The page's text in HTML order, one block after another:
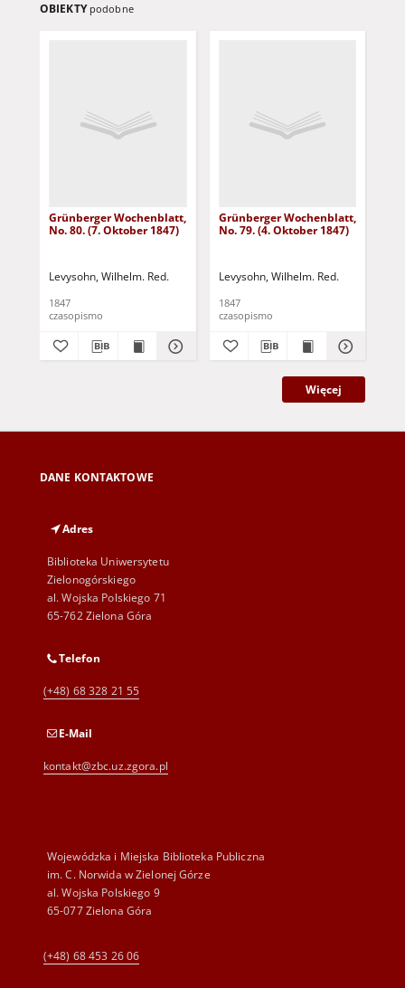
OBIEKTY podobne
Grünberger Wochenblatt,
No. 80. (7. Oktober 1847)
Levysohn, Wilhelm. Red.
1847
czasopismo
Grünberger Wochenblatt,
No. 79. (4. Oktober 1847)
Levysohn, Wilhelm. Red.
1847
czasopismo
Więcej
DANE KONTAKTOWE
Adres
Biblioteka Uniwersytetu
Zielonogórskiego
al. Wojska Polskiego 71
65-762 Zielona Góra
Telefon
(+48) 68 328 21 55
E-Mail
kontakt@zbc.uz.zgora.pl
Wojewódzka i Miejska Biblioteka Publiczna
im. C. Norwida w Zielonej Górze
al. Wojska Polskiego 9
65-077 Zielona Góra
(+48) 68 453 26 06